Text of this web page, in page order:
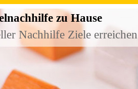
zu Hause
Nachhilfe Ziele erreichen